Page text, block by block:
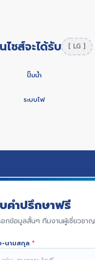
ชส์จะได้รับ [ LG ]
ปั๊มน้ำ
ระบบไฟ
คำปรึกษาฟรี
กข้อมูลสั้นๆ ทีมงานผู้เชี่ยวชา
-นามสกุล*